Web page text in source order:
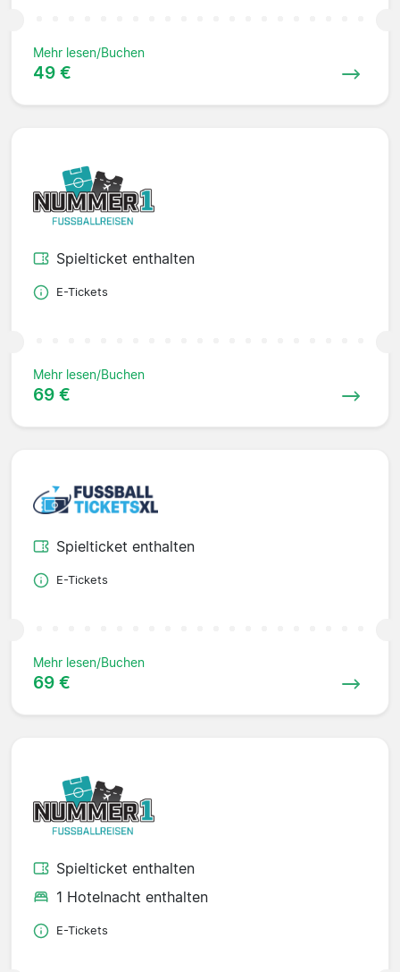
Mehr lesen/Buchen
49 €
Spielticket enthalten
E-Tickets
Mehr lesen/Buchen
69 €
Spielticket enthalten
E-Tickets
Mehr lesen/Buchen
69 €
Spielticket enthalten
1 Hotelnacht enthalten
E-Tickets